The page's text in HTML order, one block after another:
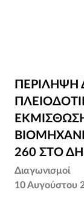
ΠΕΡΙΛΗΨΗ
260 ΣΤΟ
ΠΕΡΙΛΗΨΗ
260 ΣΤΟ
Διαγωνισμοί
10 Αυγούστου